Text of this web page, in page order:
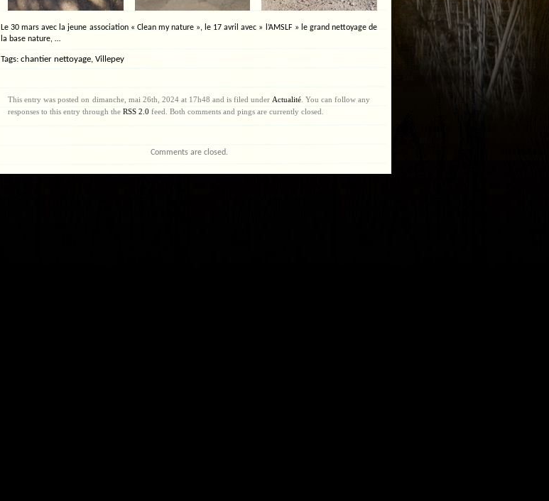
Le 30 mars avec la jeune association « Clean my nature », le 17 avril avec » l’AMSLF » le grand nettoyage de
la base nature, …
Tags: chantier nettoyage, Villepey
This entry was posted on dimanche, mai 26th, 2024 at 17h48 and is filed under Actualité. You can follow any
responses to this entry through the RSS 2.0 feed. Both comments and pings are currently closed.
Comments are closed.